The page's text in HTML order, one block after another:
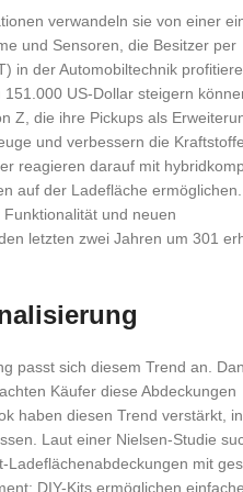
verwandeln sie von einer
und Sensoren, die Besitzer per
in der Automobiltechnik
US-Dollar steigern
Z, die ihre Pickups als
und verbessern die
reagieren darauf mit
auf der Ladefläche
und neuen
letzten zwei Jahren um 301
passt sich diesem Trend an.
Käufer diese Abdeckungen
haben diesen Trend verstärkt,
Laut einer Nielsen-Studie
mit
DIY-Kits ermöglichen einfache